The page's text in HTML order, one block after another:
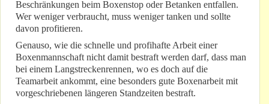
Beschränkungen beim Boxenstop oder Betanken entfallen.
Wer weniger verbraucht, muss weniger tanken und sollte
davon profitieren.
Genauso, wie die schnelle und profihafte Arbeit einer
Boxenmannschaft nicht damit bestraft werden darf, dass man
bei einem Langstreckenrennen, wo es doch auf die
Teamarbeit ankommt, eine besonders gute Boxenarbeit mit
vorgeschriebenen längeren Standzeiten bestraft.